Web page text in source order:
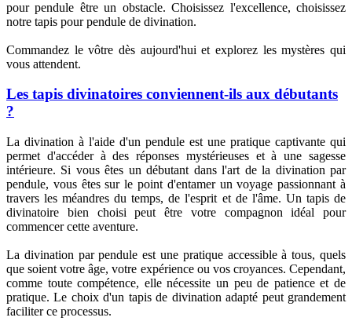
pour pendule être un obstacle. Choisissez l'excellence, choisissez
notre tapis pour pendule de divination.
Commandez le vôtre dès aujourd'hui et explorez les mystères qui
vous attendent.
Les tapis divinatoires conviennent-ils aux débutants
?
La divination à l'aide d'un pendule est une pratique captivante qui
permet d'accéder à des réponses mystérieuses et à une sagesse
intérieure. Si vous êtes un débutant dans l'art de la divination par
pendule, vous êtes sur le point d'entamer un voyage passionnant à
travers les méandres du temps, de l'esprit et de l'âme. Un tapis de
divinatoire bien choisi peut être votre compagnon idéal pour
commencer cette aventure.
La divination par pendule est une pratique accessible à tous, quels
que soient votre âge, votre expérience ou vos croyances. Cependant,
comme toute compétence, elle nécessite un peu de patience et de
pratique. Le choix d'un tapis de divination adapté peut grandement
faciliter ce processus.